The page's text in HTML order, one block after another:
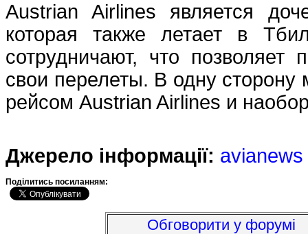
Austrian Airlines является
которая также летает в
сотрудничают, что позволяет
свои перелеты. В одну сторону
рейсом Austrian Airlines и
Джерело інформації: avianews
Подiлитись посиланням:
Обговорити у форумі